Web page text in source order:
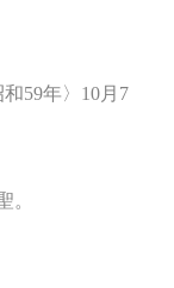
59年〉10月7
。